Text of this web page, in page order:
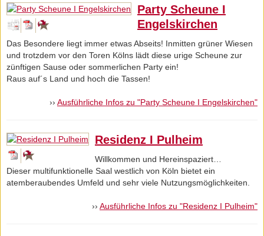
Party Scheune I
Engelskirchen
Das Besondere liegt immer etwas Abseits! Inmitten grüner Wiesen
und trotzdem vor den Toren Kölns lädt diese urige Scheune zur
zünftigen Sause oder sommerlichen Party ein!
Raus auf´s Land und hoch die Tassen!
›› Ausführliche Infos zu "Party Scheune I Engelskirchen"
Residenz I Pulheim
Willkommen und Hereinspaziert…
Dieser multifunktionelle Saal westlich von Köln bietet ein
atemberaubendes Umfeld und sehr viele Nutzungsmöglichkeiten.
›› Ausführliche Infos zu "Residenz I Pulheim"